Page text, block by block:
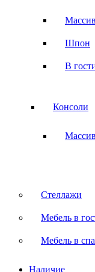
Массив
Шпон
В
Консоли
Массив
Стеллажи
Мебель в
Мебель в
Наличие